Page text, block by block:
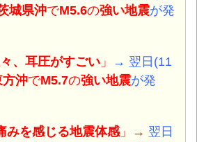
城県沖でM5.6の強い地震が発
、 耳圧がすごい 」
→ 翌日(11
方沖でM5.7の強い地震が発
みを感じる地震体感 」 → 翌日